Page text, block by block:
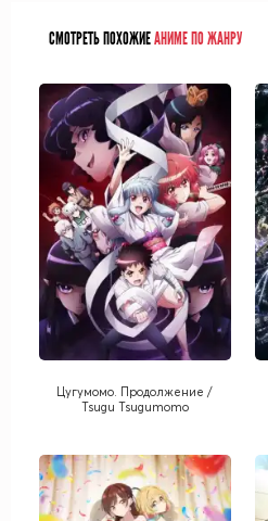
СМОТРЕТЬ ПОХОЖИЕАНИМЕ ПО ЖАНРУ
Цугумомо. Продолжение /
Tsugu Tsugumomo